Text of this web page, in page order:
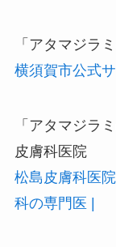
「アタマジラ
横須賀市公式
「アタマジラ
皮膚科医院
松島皮膚科医
科の専門医 |